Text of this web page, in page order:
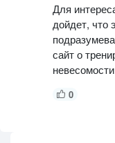
Для
дойдет, что
сайт о
0